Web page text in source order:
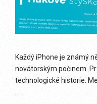
Každý iPhone je známý
novátorským počinem.
technologické historie.